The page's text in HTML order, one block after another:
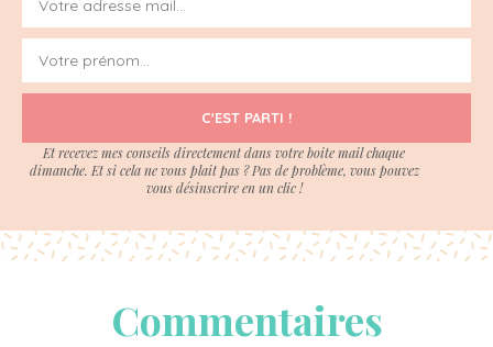
C'EST PARTI !
Et recevez mes conseils directement dans votre boite mail chaque
dimanche. Et si cela ne vous plait pas ? Pas de problème, vous pouvez
vous désinscrire en un clic !
Commentaires